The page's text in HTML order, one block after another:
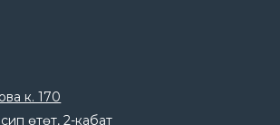
боюнча тренинг.
к. 170
өтөт, 2-кабат